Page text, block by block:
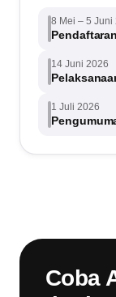
8 Mei – 5 Juni
14 Juni 2026
1 Juli 2026
Coba